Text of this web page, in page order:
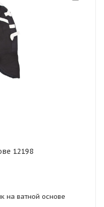
12198
на ватной основе